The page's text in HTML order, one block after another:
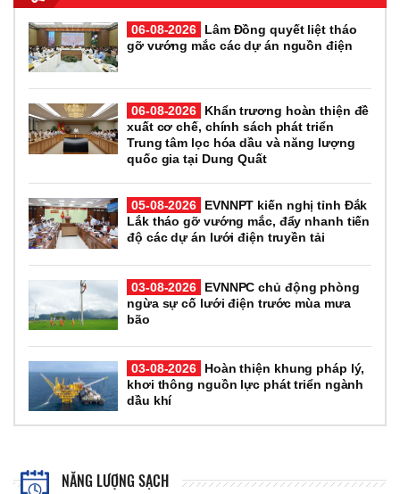
06-08-2026
Lâm Đồng quyết liệt tháo
gỡ vướng mắc các dự án nguồn điện
06-08-2026
Khẩn trương hoàn thiện đề
xuất cơ chế, chính sách phát triển
Trung tâm lọc hóa dầu và năng lượng
quốc gia tại Dung Quất
05-08-2026
EVNNPT kiến nghị tỉnh Đắk
Lắk tháo gỡ vướng mắc, đẩy nhanh tiến
độ các dự án lưới điện truyền tải
03-08-2026
EVNNPC chủ động phòng
ngừa sự cố lưới điện trước mùa mưa
bão
03-08-2026
Hoàn thiện khung pháp lý,
khơi thông nguồn lực phát triển ngành
dầu khí
NĂNG LƯỢNG SẠCH